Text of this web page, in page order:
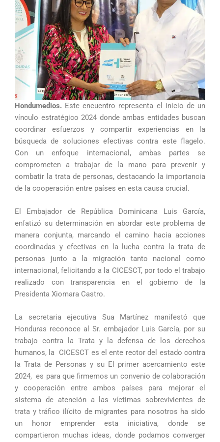
Hondumedios. Este encuentro representa el inicio de un
vínculo estratégico 2024 donde ambas entidades buscan
coordinar esfuerzos y compartir experiencias en la
búsqueda de soluciones efectivas contra este flagelo.
Con un enfoque internacional, ambas partes se
comprometen a trabajar de la mano para prevenir y
combatir la trata de personas, destacando la importancia
de la cooperación entre países en esta causa crucial.
El Embajador de República Dominicana Luis García,
enfatizó su determinación en abordar este problema de
manera conjunta, marcando el camino hacia acciones
coordinadas y efectivas en la lucha contra la trata de
personas junto a la migración tanto nacional como
internacional, felicitando a la CICESCT, por todo el trabajo
realizado con transparencia en el gobierno de la
Presidenta Xiomara Castro.
La secretaria ejecutiva Sua Martínez manifestó que
Honduras reconoce al Sr. embajador Luis García, por su
trabajo contra la Trata y la defensa de los derechos
humanos, la CICESCT es el ente rector del estado contra
la Trata de Personas y su El primer acercamiento este
2024, es para que firmemos un convenio de colaboración
y cooperación entre ambos países para mejorar el
sistema de atención a las víctimas sobrevivientes de
trata y tráfico ilícito de migrantes para nosotros ha sido
un honor emprender esta iniciativa, donde se
compartieron muchas ideas, donde podamos converger